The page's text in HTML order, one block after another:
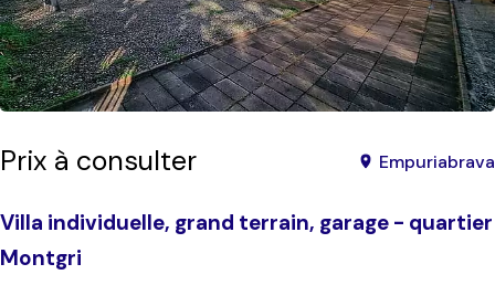
Prix à consulter Empuriabrava
Villa individuelle, grand terrain, garage - quartier
Montgri